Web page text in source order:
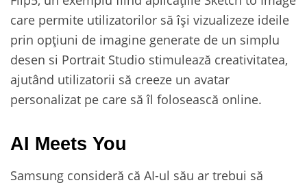
care permite utilizatorilor să își vizualizeze ideile
prin opțiuni de imagine generate de un simplu
desen si Portrait Studio stimulează creativitatea,
ajutând utilizatorii să creeze un avatar
personalizat pe care să îl folosească online.
AI Meets You
Samsung consideră că AI-ul său ar trebui să